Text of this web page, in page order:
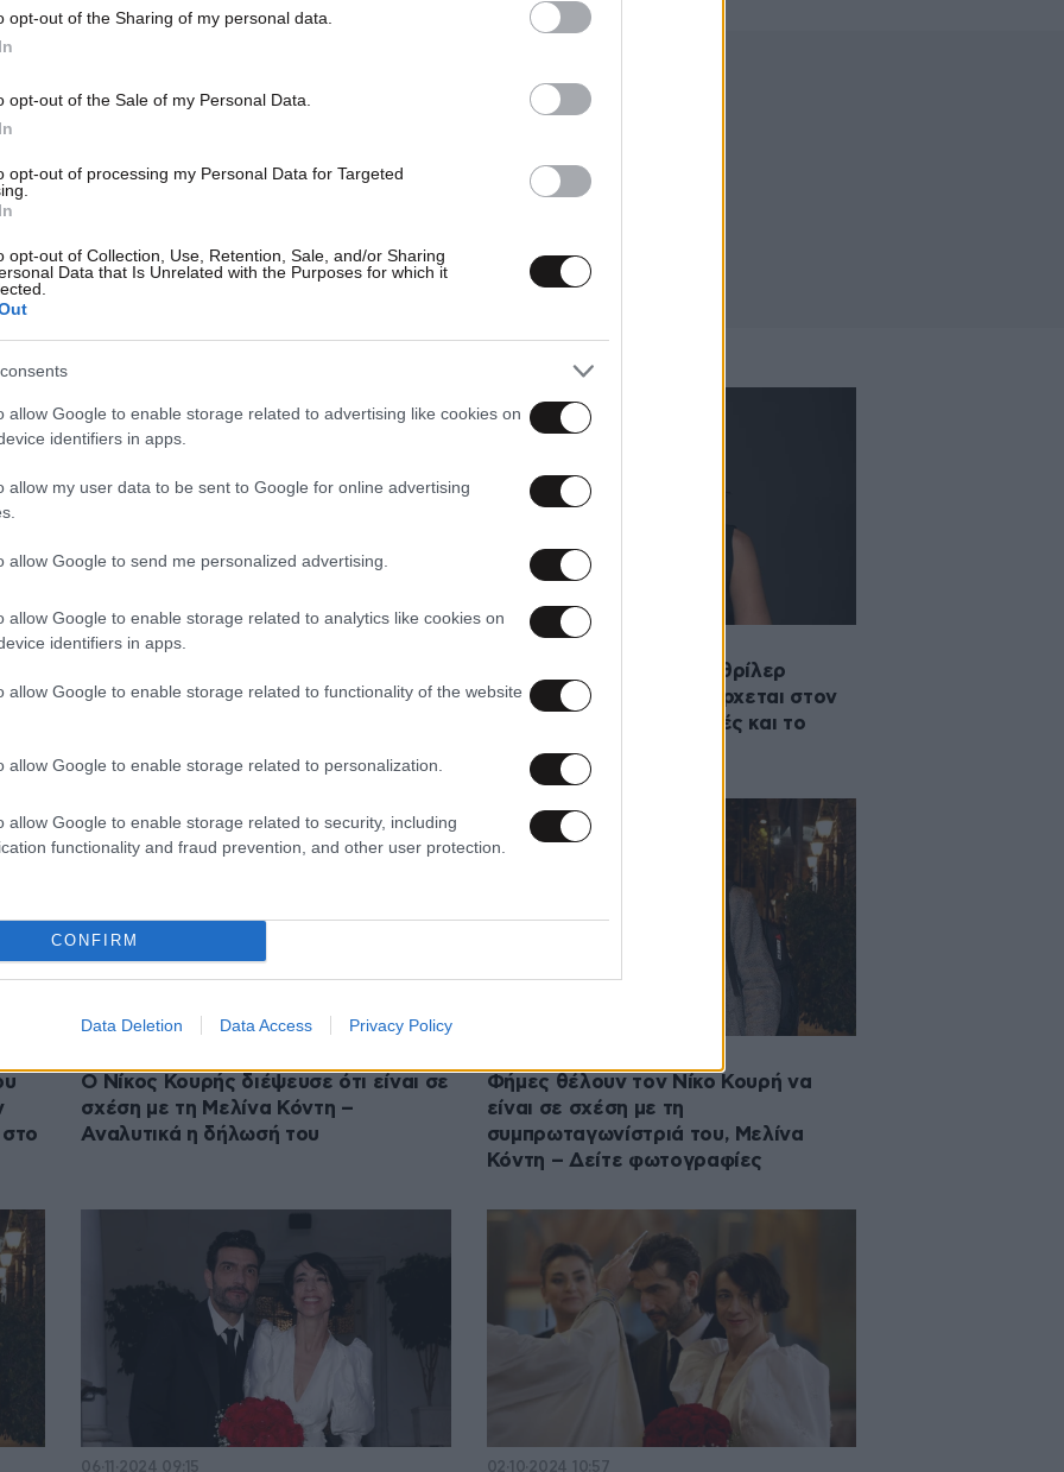
opt-out of the Sharing of my personal data.
opt-out of the Sale of my Personal Data.
opt-out of processing my Personal Data for Targeted
opt-out of Collection, Use, Retention, Sale, and/or Sharing
Data that Is Unrelated with the Purposes for which it
allow Google to enable storage related to advertising like cookies on
identifiers in apps.
allow my user data to be sent to Google for online advertising
allow Google to send me personalized advertising.
allow Google to enable storage related to analytics like cookies on
identifiers in apps.
allow Google to enable storage related to functionality of the website
allow Google to enable storage related to personalization.
allow Google to enable storage related to security, including
functionality and fraud prevention, and other user protection.
CONFIRM
Data Deletion Data Access Privacy Policy
17·12·2024 13:37
στιγμές από το νέο ερωτικό
Το ερωτικό ψυχολογικό θρίλερ
«Παιχνίδια Εκδίκησης» έρχεται στον
ΑΝΤ1 – Οι πρωταγωνιστές και το
τρέιλερ
στο
Ο Νίκος Κουρής διέψευσε ότι είναι σε
σχέση με τη Μελίνα Κόντη –
Αναλυτικά η δήλωσή του
Φήμες θέλουν τον Νίκο Κουρή να
είναι σε σχέση με τη
συμπρωταγωνίστριά του, Μελίνα
Κόντη – Δείτε φωτογραφίες
06·11·2024 09:15 02·10·2024 10:57